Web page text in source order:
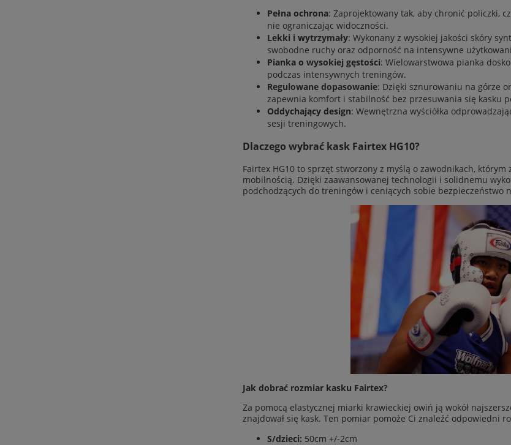
Pełna ochrona: Zaprojektowany tak, aby chronić policzki,
nie ograniczając widoczności.
Lekki i wytrzymały: Wykonany z wysokiej jakości skóry
swobodne ruchy oraz odporność na intensywne
Pianka o wysokiej gęstości: Wielowarstwowa pianka
podczas intensywnych treningów.
Regulowane dopasowanie: Dzięki sznurowaniu na górze
zapewnia komfort i stabilność bez przesuwania się kasku
Oddychający design: Wewnętrzna wyściółka
sesji treningowych.
Dlaczego wybrać kask Fairtex HG10?
Fairtex HG10 to sprzęt stworzony z myślą o zawodnikach,
mobilnością. Dzięki zaawansowanej technologii i solidnemu
podchodzących do treningów i ceniących sobie bezpieczeństwo
Jak dobrać rozmiar kasku Fairtex?
Za pomocą elastycznej miarki krawieckiej owiń ją wokół
znajdował się kask. Ten pomiar pomoże Ci znaleźć odpowiedni
S/dzieci: 50cm +/-2cm